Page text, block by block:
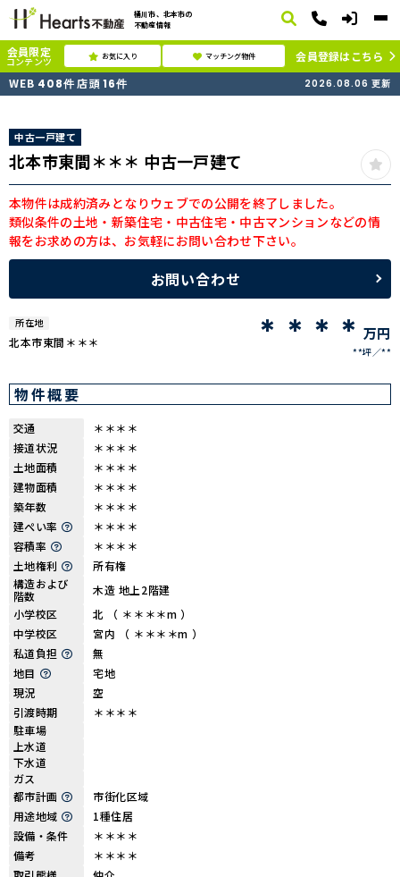
桶川市、北本市の
不動産情報
会員限定
コンテンツ お気に入り マッチング物件
会員登録はこちら
WEB 408件 店頭16件 2026.08.06 更新
中古一戸建て
北本市東間＊＊＊ 中古一戸建て
本物件は成約済みとなりウェブでの公開を終了しました。
類似条件の土地・新築住宅・中古住宅・中古マンションなどの情
報をお求めの方は、お気軽にお問い合わせ下さい。
お問い合わせ
所在地
北本市東間＊＊＊ ＊＊＊＊ 万円
**坪 **
物件概要
交通
＊＊＊＊
接道状況
＊＊＊＊
土地面積
＊＊＊＊
建物面積
＊＊＊＊
築年数
＊＊＊＊
建ぺい率
＊＊＊＊
容積率
＊＊＊＊
土地権利
所有権
構造および
階数
木造 地上2階建
小学校区
北 （ ＊＊＊＊m ）
中学校区
宮内 （ ＊＊＊＊m ）
私道負担
無
地目
宅地
現況
空
引渡時期
＊＊＊＊
駐車場
上水道
下水道
ガス
都市計画
市街化区域
用途地域
1種住居
設備・条件
＊＊＊＊
備考
＊＊＊＊